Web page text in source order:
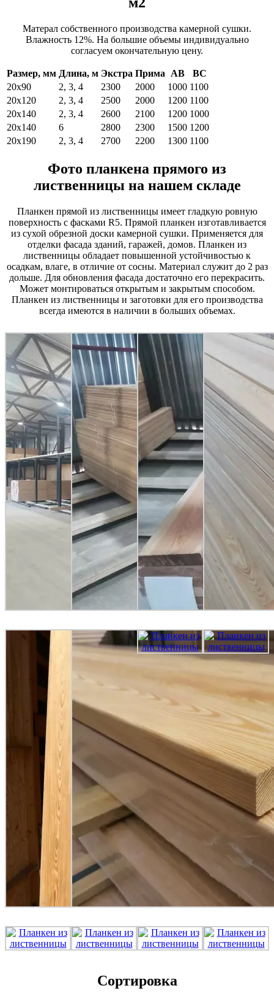
Матерал собственного производства камерной сушки.
Влажность 12%. На большие объемы индивидуально
согласуем окончательную цену.
Размер, мм Длина, м Экстра Прима АВ
ВС
20х90
2, 3, 4 2300 2000 1000 1100
20х120
2, 3, 4 2500 2000 1200 1100
20х140
2, 3, 4 2600 2100 1200 1000
20х140
6 2800 2300 1500 1200
20х190
2, 3, 4 2700 2200 1300 1100
Фото планкена прямого из
лиственницы на нашем складе
Планкен прямой из лиственницы имеет гладкую ровную
поверхность с фасками R5. Прямой планкен изготавливается
из сухой обрезной доски камерной сушки. Применяется для
отделки фасада зданий, гаражей, домов. Планкен из
лиственницы обладает повышенной устойчивостью к
осадкам, влаге, в отличие от сосны. Материал служит до 2 раз
дольше. Для обновления фасада достаточно его перекрасить.
Может монтироваться открытым и закрытым способом.
Планкен из лиственницы и заготовки для его производства
всегда имеются в наличии в больших объемах.
Сортировка